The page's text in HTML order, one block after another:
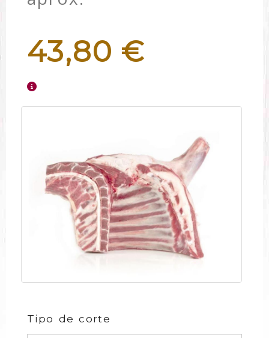
43,80 €
Tipo de corte